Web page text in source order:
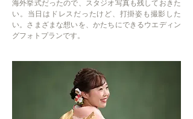
海外挙式だったので、スタジオ写真も残しておきた
い。当日はドレスだったけど、打掛姿も撮影した
い。さまざまな想いを、かたちにできるウエディン
グフォトプランです。